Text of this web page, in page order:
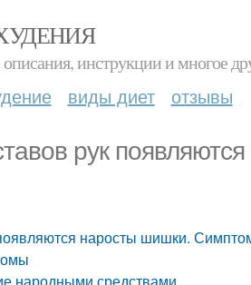
инструкции и многое
виды диет отзывы
рук
наросты шишки.